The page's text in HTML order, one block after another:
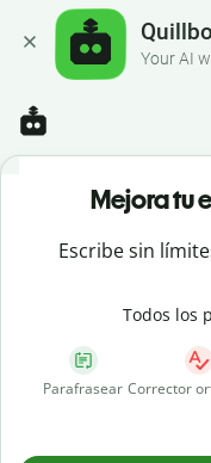
Your AI
Mejora tu
Escribe sin
Todos los
Parafrasear Corrector